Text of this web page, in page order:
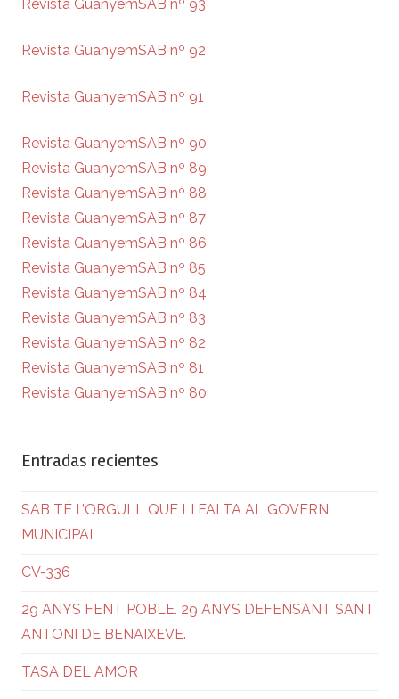
Revista GuanyemSAB nº 93
Revista GuanyemSAB nº 92
Revista GuanyemSAB nº 91
Revista GuanyemSAB nº 90
Revista GuanyemSAB nº 89
Revista GuanyemSAB nº 88
Revista GuanyemSAB nº 87
Revista GuanyemSAB nº 86
Revista GuanyemSAB nº 85
Revista GuanyemSAB nº 84
Revista GuanyemSAB nº 83
Revista GuanyemSAB nº 82
Revista GuanyemSAB nº 81
Revista GuanyemSAB nº 80
Entradas recientes
SAB TÉ L’ORGULL QUE LI FALTA AL GOVERN
MUNICIPAL
CV-336
29 ANYS FENT POBLE. 29 ANYS DEFENSANT SANT
ANTONI DE BENAIXEVE.
TASA DEL AMOR